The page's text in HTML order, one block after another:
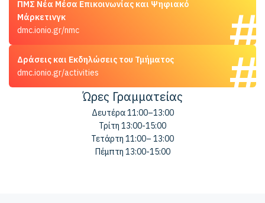
ΠΜΣ Νέα Μέσα Επικοινωνίας και Ψηφιακό
Μάρκετινγκ
dmc.ionio.gr/nmc
Δράσεις και Εκδηλώσεις του Τμήματος
dmc.ionio.gr/activities
Ώρες Γραμματείας
Δευτέρα 11:00–13:00
Τρίτη 13:00-15:00
Τετάρτη 11:00– 13:00
Πέμπτη 13:00-15:00